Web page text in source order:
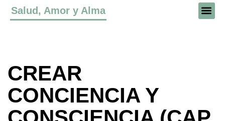
Salud, Amor y Alma
CREAR
CONCIENCIA Y